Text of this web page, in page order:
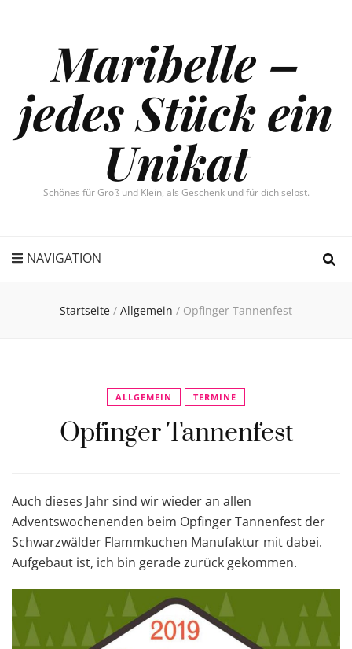
Maribelle –
jedes Stück ein
Unikat
Schönes für Groß und Klein, als Geschenk und für dich selbst.
NAVIGATION
Startseite / Allgemein / Opfinger Tannenfest
ALLGEMEIN TERMINE
Opfinger Tannenfest
Auch dieses Jahr sind wir wieder an allen
Adventswochenenden beim Opfinger Tannenfest der
Schwarzwälder Flammkuchen Manufaktur mit dabei.
Aufgebaut ist, ich bin gerade zurück gekommen.